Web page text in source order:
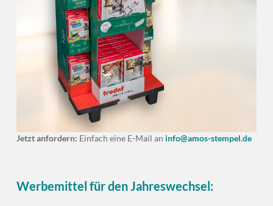
Jetzt anfordern: Einfach eine E-Mail an info@amos-stempel.de
Werbemittel für den Jahreswechsel: